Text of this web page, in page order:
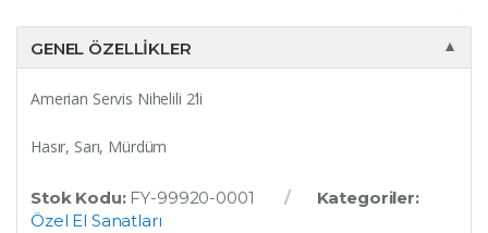
GENEL ÖZELLIKLER ▼
Amerian Servis Nihelili 2’li
Hasır, Sarı, Mürdüm
Stok Kodu: FY-99920-0001
Kategoriler:
Özel El Sanatları